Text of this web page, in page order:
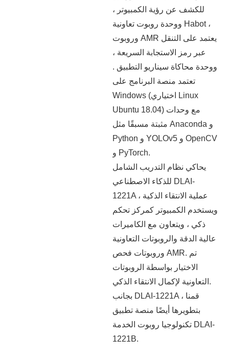
للكشف عن رؤية الكمبيوتر ،
ووحدة روبوت تعاونية Habot ،
وروبوت AMR يعتمد على التنقل
عبر رمز الاستجابة السريعة ،
ووحدة محاكاة سيناريو التطبيق .
تعتمد منصة البرنامج على
Windows (اختياري Linux
Ubuntu 18.04) مع وحدات
مثبتة مسبقًا مثل Anaconda و
Python و YOLOv5 و OpenCV
و PyTorch.
يحاكي نظام التدريب الشامل
للذكاء الاصطناعي DLAI-
1221A عملية الانتقاء الذكية ،
ويستخدم الكمبيوتر كمركز تحكم
ذكي ، ويتعاون مع الكاميرات
عالية الدقة والروبوتات التعاونية
وروبوتات فحص AMR. تم
الاختيار بواسطة الروبوتات
التعاونية لإكمال الانتقاء الذكي.
DLAI-1221A ، قمنا
بتطويرها أيضًا منصة تطبيق
تكنولوجيا روبوت الخدمة DLAI-
1221B.